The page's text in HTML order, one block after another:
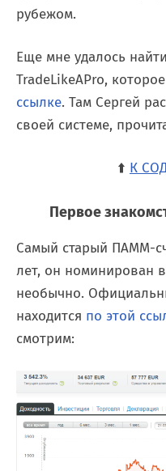
рубежом.
Еще мне удалось
TradeLikeAPro,
ссылке. Там Сергей
своей системе,
⬆️ К
Первое
Самый старый ПАММ-
лет, он номинирован
необычно.
находится по этой
смотрим: